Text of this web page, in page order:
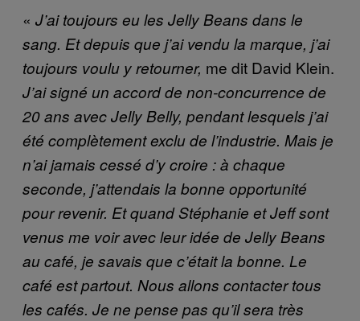
« J’ai toujours eu les Jelly Beans dans le
sang. Et depuis que j’ai vendu la marque, j’ai
toujours voulu y retourner, me dit David Klein.
J’ai signé un accord de non-concurrence de
20 ans avec Jelly Belly, pendant lesquels j’ai
été complètement exclu de l’industrie. Mais je
n’ai jamais cessé d’y croire : à chaque
seconde, j’attendais la bonne opportunité
pour revenir. Et quand Stéphanie et Jeff sont
venus me voir avec leur idée de Jelly Beans
au café, je savais que c’était la bonne. Le
café est partout. Nous allons contacter tous
les cafés. Je ne pense pas qu’il sera très